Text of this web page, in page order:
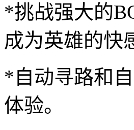
*挑战强大的
成为英雄的快
*自动寻路和
体验。